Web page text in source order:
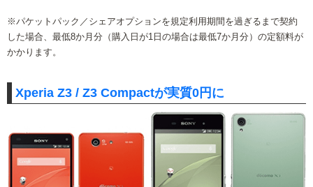
※パケットパック／シェアオプションを規定利用期間を過ぎるまで契約
した場合、最低8か月分（購入日が1日の場合は最低7か月分）の定額料が
かかります。
Xperia Z3 / Z3 Compactが実質0円に